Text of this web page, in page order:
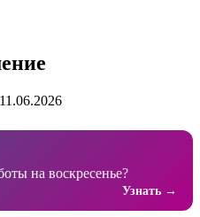
11.06.2026
на воскресенье?
Узнать →